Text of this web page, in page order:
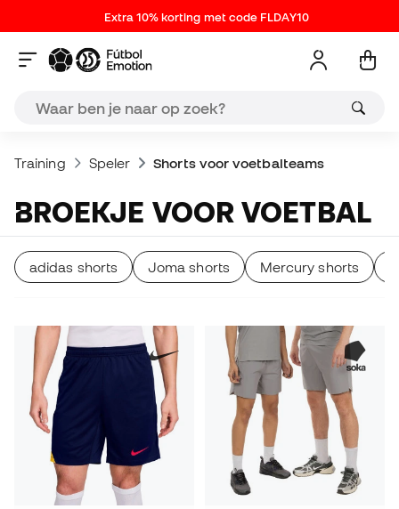
Extra 10% korting met code FLDAY10
Training Speler Shorts voor voetbalteams
BROEKJE VOOR VOETBAL
adidas shorts Joma shorts Mercury shorts